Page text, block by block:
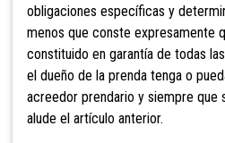
obligaciones específicas y
menos que conste expresamente
constituido en garantía de todas
el dueño de la prenda tenga o
acreedor prendario y siempre que
alude el artículo anterior.